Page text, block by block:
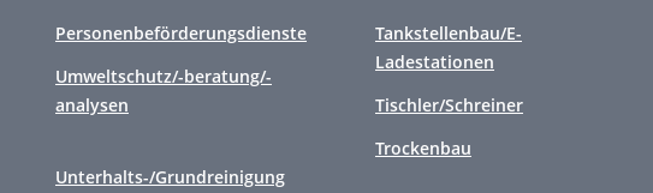
Personenbeförderungsdienste
Umweltschutz/-beratung/-
analysen
Unterhalts-/Grundreinigung
Tankstellenbau/E-
Ladestationen
Tischler/Schreiner
Trockenbau